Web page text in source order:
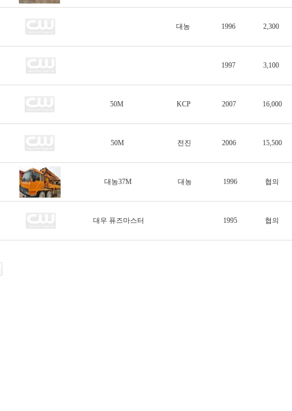
대농 1996 2,300
1997 3,100
50M KCP 2007 16,000
50M 전진 2006 15,500
대농37M 대농 1996 협의
대우 퓨즈마스터 1995 협의